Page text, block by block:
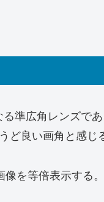
準広角レンズで
ど良い画角と感じ
を等倍表示する